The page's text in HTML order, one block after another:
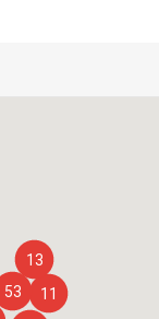
13
53
11